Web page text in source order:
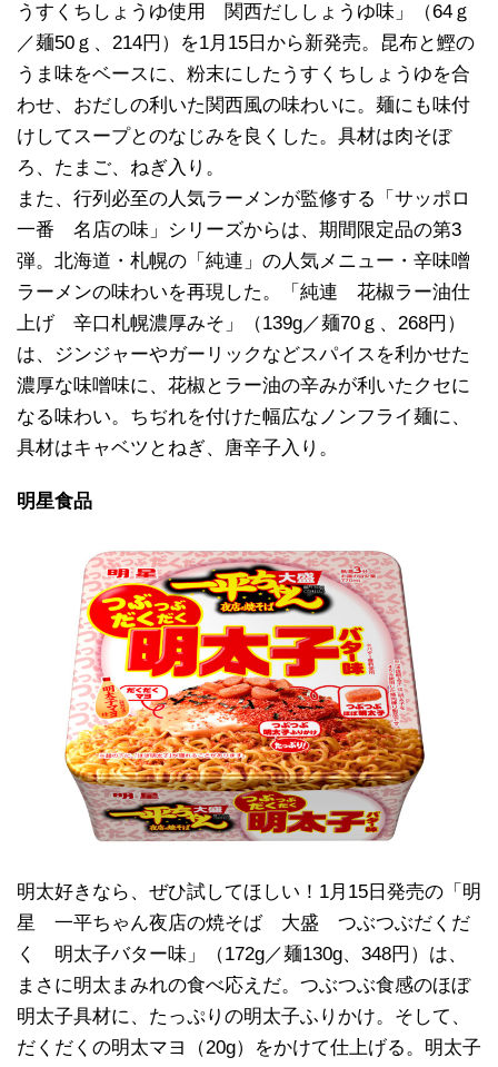
うすくちしょうゆ使用 関西だししょうゆ味」（64ｇ
／麺50ｇ、214円）を1月15日から新発売。昆布と鰹の
うま味をベースに、粉末にしたうすくちしょうゆを合
わせ、おだしの利いた関西風の味わいに。麺にも味付
けしてスープとのなじみを良くした。具材は肉そぼ
ろ、たまご、ねぎ入り。
また、行列必至の人気ラーメンが監修する「サッポロ
一番 名店の味」シリーズからは、期間限定品の第3
弾。北海道・札幌の「純連」の人気メニュー・辛味噌
ラーメンの味わいを再現した。「純連 花椒ラー油仕
上げ 辛口札幌濃厚みそ」（139g／麺70ｇ、268円）
は、ジンジャーやガーリックなどスパイスを利かせた
濃厚な味噌味に、花椒とラー油の辛みが利いたクセに
なる味わい。ちぢれを付けた幅広なノンフライ麺に、
具材はキャベツとねぎ、唐辛子入り。
明星食品
明太好きなら、ぜひ試してほしい！1月15日発売の「明
星 一平ちゃん夜店の焼そば 大盛 つぶつぶだくだ
く 明太子バター味」（172g／麺130g、348円）は、
まさに明太まみれの食べ応えだ。つぶつぶ食感のほぼ
明太子具材に、たっぷりの明太子ふりかけ。そして、
だくだくの明太マヨ（20g）をかけて仕上げる。明太子